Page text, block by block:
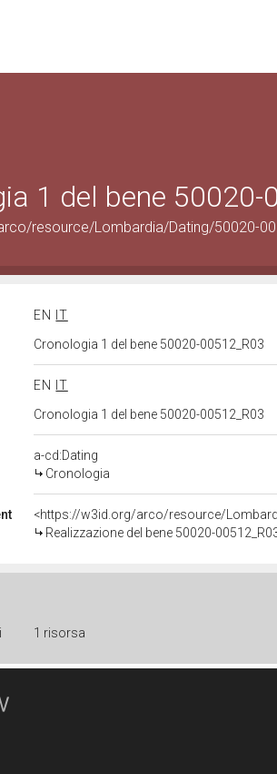
1 del bene 50020-
resource/Lombardia/Dating/50020-
EN
IT
Cronologia 1 del bene 50020-00512_R03
EN
IT
Cronologia 1 del bene 50020-00512_R03
a-cd:Dating
Cronologia
<https://w3id.org/arco/resource/
Realizzazione del bene 50020-
1 risorsa